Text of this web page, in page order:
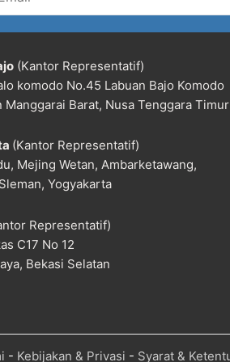
(Kantor Representatif)
komodo No.45 Labuan Bajo Komodo
Manggarai Barat, Nusa Tenggara Timur
(Kantor Representatif)
Mejing Wetan, Ambarketawang,
Yogyakarta
Representatif)
C17 No 12
Bekasi Selatan
- Kebijakan & Privasi - Syarat &